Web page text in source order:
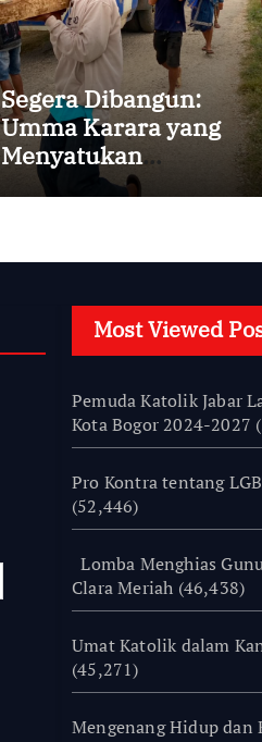
Segera Dibangun:
Umma Karara yang
Menyatukan
Kembali
Most Viewed
Pemuda Katolik Jabar
Kota Bogor 2024-2027
Pro Kontra tentang
(52,446)
Lomba Menghias
Clara Meriah (46,438)
Umat Katolik dalam
(45,271)
Mengenang Hidup dan